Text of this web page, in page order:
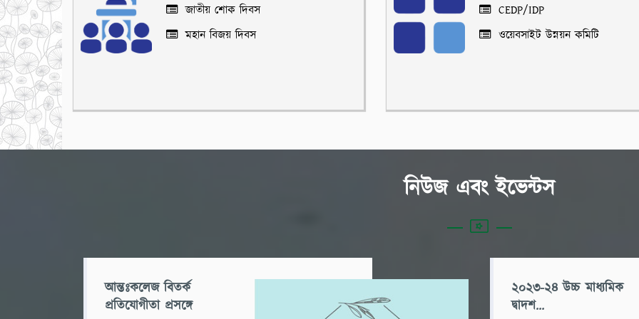
জাতীয় শোক দিবস
মহান বিজয় দিবস
CEDP/IDP
ওয়েবসাইট উন্নয়ন কমিটি
নিউজ এবং ইভেন্টস
আন্তঃকলেজ বিতর্ক
প্রতিযোগীতা প্রসঙ্গে
২০২৩-২৪ উচ্চ মাধ্যমিক
দ্বাদশ...